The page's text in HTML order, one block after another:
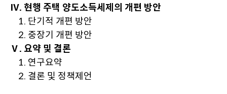
Ⅳ. 현행 주택 양도소득세제의 개편 방안
1. 단기적 개편 방안
2. 중장기 개편 방안
Ⅴ. 요약 및 결론
1. 연구요약
2. 결론 및 정책제언